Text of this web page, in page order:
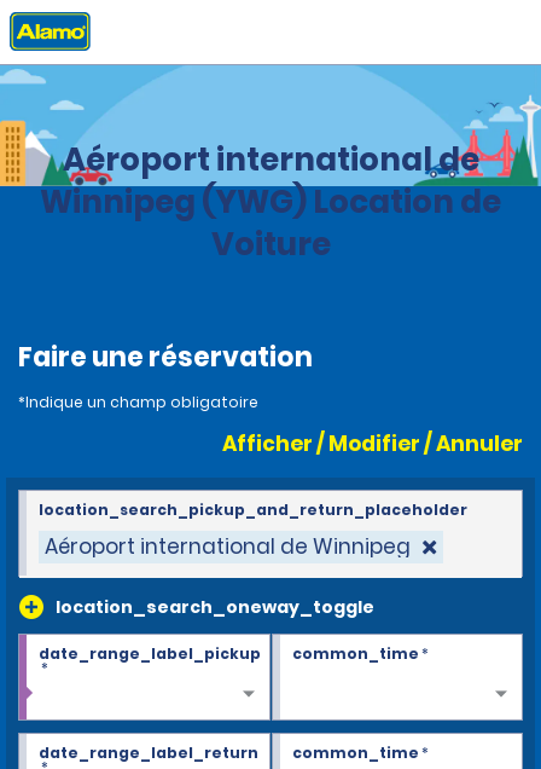
Accueil Agences
Aéroport international de
Winnipeg (YWG) Location de
Voiture
Faire une réservation
*Indique un champ obligatoire
Afficher / Modifier / Annuler
Aéroport international de Winnipeg
location_search_oneway_toggle
location_search_pickup_and_return_placeholder
date_range_label_pickup
*
common_time*
date_range_label_return common_time*